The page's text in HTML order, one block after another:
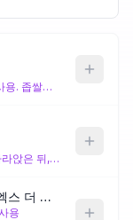
[1단계 - 피지 조절] 세안 직후 가장 먼저 사용. 좁쌀이 올라오는 나비존 등에 여드름이 보이지 않아도 얇게 펴 발라 모공 속 피지를 관리하고 좁쌀 생성을 예방.
[2단계 - 흉터 예방] 좁쌀이나 여드름이 가라앉은 뒤, 또는 짠 다음 날부터 사용. 흉터가 남지 않도록 꾸준히 관리하는 것이 깨끗한 피부의 핵심.
[NCT마크 PICK/흔적케어] 코스알엑스 더 알파 - 알부틴 세럼 50ml
용